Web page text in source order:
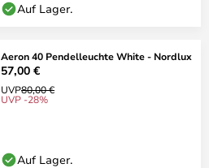
Auf Lager.
Aeron 40 Pendelleuchte White - Nordlux
57,00 €
UVP80,00 €
UVP -28%
Auf Lager.